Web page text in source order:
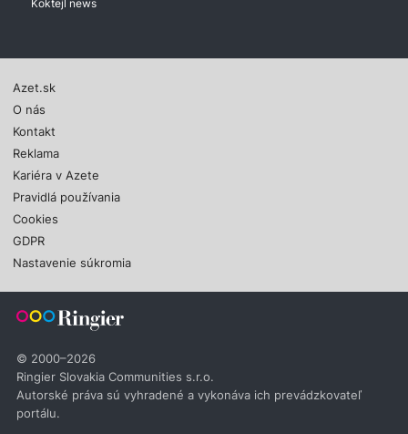
Koktejl news
Azet.sk
O nás
Kontakt
Reklama
Kariéra v Azete
Pravidlá používania
Cookies
GDPR
Nastavenie súkromia
© 2000–2026
Ringier Slovakia Communities s.r.o.
Autorské práva sú vyhradené a vykonáva ich prevádzkovateľ
portálu.